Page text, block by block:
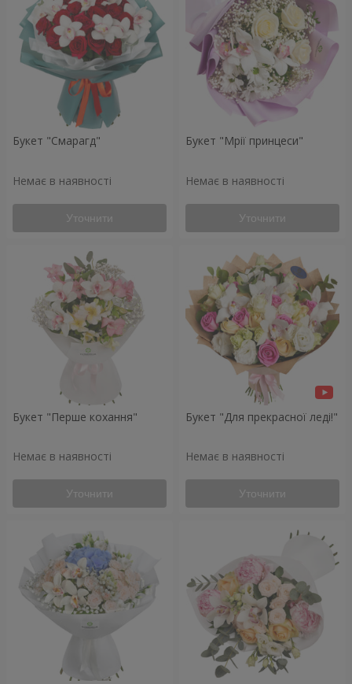
Букет "Смарагд"
Немає в наявності
Уточнити
Букет "Мрії принцеси"
Немає в наявності
Уточнити
Букет "Перше кохання"
Немає в наявності
Уточнити
Букет "Для прекрасної леді!"
Немає в наявності
Уточнити